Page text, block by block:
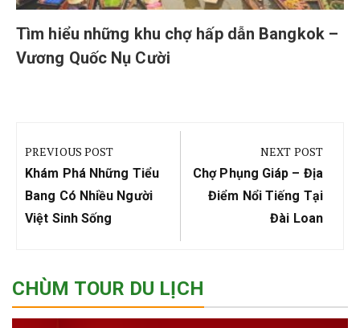
Tìm hiểu những khu chợ hấp dẫn Bangkok –
Vương Quốc Nụ Cười
hướng
bài
viết
PREVIOUS POST
Previous
Post:
Khám Phá Những Tiểu
Bang Có Nhiều Người
Việt Sinh Sống
NEXT POST
Next
Post:
Chợ Phụng Giáp – Địa
Điểm Nổi Tiếng Tại
Đài Loan
CHÙM TOUR DU LỊCH